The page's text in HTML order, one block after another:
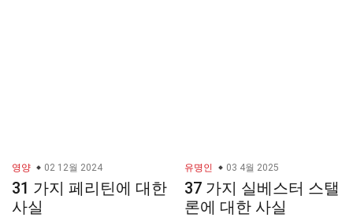
영양 02 12월 2024
31 가지 페리틴에 대한
사실
유명인 03 4월 2025
37 가지 실베스터 스탤
론에 대한 사실